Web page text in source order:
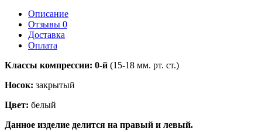
Описание
Отзывы 0
Доставка
Оплата
Классы компрессии: 0-й (15-18 мм. рт. ст.)
Носок: закрытый
Цвет: белый
Данное изделие делится на правый и левый.